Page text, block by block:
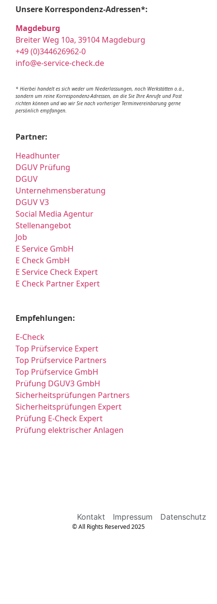
Unsere Korrespondenz-Adressen*:
Magdeburg
Breiter Weg 10a, 39104 Magdeburg
+49 (0)344626962-0
info@e-service-check.de
* Hierbei handelt es sich weder um Niederlassungen, noch Werkstätten o.ä.,
sondern um reine Korrespondenz-Adressen, an die Sie Ihre Anrufe und Post
richten können und wo wir Sie nach vorheriger Terminvereinbarung gerne
persönlich empfangen.
Partner:
Headhunter
DGUV Prüfung
DGUV
Unternehmensberatung
DGUV V3
Social Media Agentur
Stellenangebot
Job
E Service GmbH
E Check GmbH
E Service Check Expert
E Check Partner Expert
Empfehlungen:
E-Check
Top Prüfservice Expert
Top Prüfservice Partners
Top Prüfservice GmbH
Prüfung DGUV3 GmbH
Sicherheitsprüfungen Partners
Sicherheitsprüfungen Expert
Prüfung E-Check Expert
Prüfung elektrischer Anlagen
Kontakt Impressum Datenschutz
© All Rights Reserved 2025